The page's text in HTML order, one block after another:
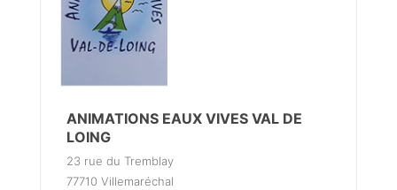
ANIMATIONS EAUX VIVES VAL DE
LOING
23 rue du Tremblay
77710 Villemaréchal